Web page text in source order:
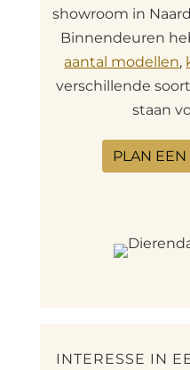
showroom in
Binnendeuren
aantal modellen,
verschillende
staan
PLAN EEN
INTERESSE IN